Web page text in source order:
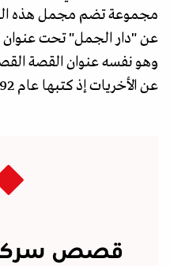
عن "دار الجمل" تحت عنوان
وهو نفسه عنوان القصة
عن الأخريات إذ كتبها عام 1992.
قصص